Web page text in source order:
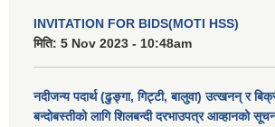
INVITATION FOR BIDS(MOTI HSS)
मिति: 5 Nov 2023 - 10:48am
नदीजन्य पदार्थ (ढुङ्गा, गिट्टी, बालुवा) उत्खनन् र
बन्दोबस्तीको लागि शिलबन्दी दरभाउपत्र आव्हानको